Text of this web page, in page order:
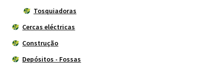
Tosquiadoras
Cercas eléctricas
Construção
Depósitos - Fossas